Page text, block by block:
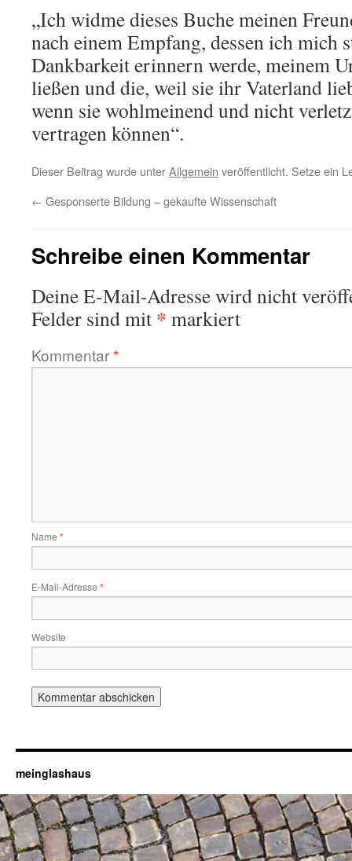
„Ich widme dieses Buche meinen
nach einem Empfang, dessen ich mich
Dankbarkeit erinnern werde, meinem
ließen und die, weil sie ihr Vaterland
wenn sie wohlmeinend und nicht
vertragen können“.
Dieser Beitrag wurde unterAllgemein veröffentlicht. Setze ein
← Gesponserte Bildung – gekaufte Wissenschaft
Schreibe einen Kommentar
Deine E-Mail-Adresse wird nicht
Felder sind mit * markiert
Kommentar*
Name *
E-Mail-Adresse *
Website
meinglashaus